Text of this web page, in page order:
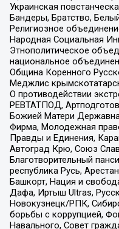
Украинская
Бандеры, Братство,
Религиозное
Народная Социальная
Этнополитическое
национальное
Община Коренного
Меджлис
О противодействии
РЕВТАТПОД,
Божией Матери
Фирма, Молодежная
Правды и Единения,
Автоград Крю, Союз
Благотворительный
республика Русь,
Башкорт, Нация и
Дафа, Иртыш Ultras,
Новокузнецк/РПК,
борьбы с коррупцией,
Навального, Совет